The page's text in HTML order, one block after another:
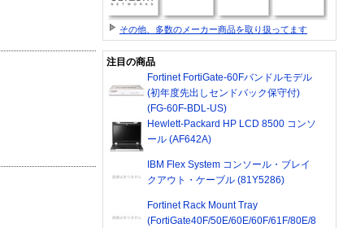
その他、多数のメーカー商品を取り扱ってます
注目の商品
Fortinet FortiGate-60Fバンドルモデル
(初年度先出しセンドバック保守付)
(FG-60F-BDL-US)
Hewlett-Packard HP LCD 8500 コンソ
ール (AF642A)
IBM Flex System コンソール・ブレイ
クアウト・ケーブル (81Y5286)
Fortinet Rack Mount Tray
(FortiGate40F/50E/60E/60F/61F/80E/8